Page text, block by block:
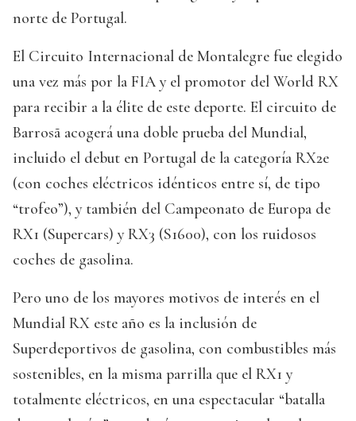
norte de Portugal.
El Circuito Internacional de Montalegre fue elegido
una vez más por la FIA y el promotor del World RX
para recibir a la élite de este deporte. El circuito de
Barrosã acogerá una doble prueba del Mundial,
incluido el debut en Portugal de la categoría RX2e
(con coches eléctricos idénticos entre sí, de tipo
“trofeo”), y también del Campeonato de Europa de
RX1 (Supercars) y RX3 (S1600), con los ruidosos
coches de gasolina.
Pero uno de los mayores motivos de interés en el
Mundial RX este año es la inclusión de
Superdeportivos de gasolina, con combustibles más
sostenibles, en la misma parrilla que el RX1 y
totalmente eléctricos, en una espectacular “batalla